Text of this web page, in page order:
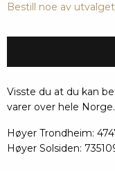
Bestill noe av
Visste du at du kan
varer over hele
Høyer Trondheim:
Høyer Solsiden: